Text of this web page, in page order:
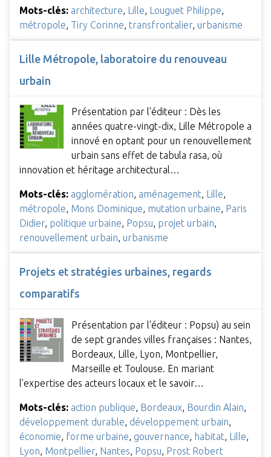
Mots-clés: architecture, Lille, Louguet Philippe,
métropole, Tiry Corinne, transfrontalier, urbanisme
Lille Métropole, laboratoire du renouveau
urbain
Présentation par l'éditeur : Dès les
années quatre-vingt-dix, Lille Métropole a
innové en optant pour un renouvellement
urbain sans effet de tabula rasa, où
innovation et héritage architectural…
Mots-clés: agglomération, aménagement, Lille,
métropole, Mons Dominique, mutation urbaine, Paris
Didier, politique urbaine, Popsu, projet urbain,
renouvellement urbain, urbanisme
Projets et stratégies urbaines, regards
comparatifs
Présentation par l'éditeur : Popsu) au sein
de sept grandes villes françaises : Nantes,
Bordeaux, Lille, Lyon, Montpellier,
Marseille et Toulouse. En mariant
l’expertise des acteurs locaux et le savoir…
Mots-clés: action publique Bordeaux Bourdin Alain
développement durable développement urbain
économie forme urbaine gouvernance habitat Lille
Lyon Montpellier, Nantes Popsu Prost Robert